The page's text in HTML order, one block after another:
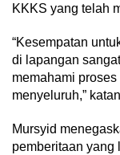
KKKS yang telah
“Kesempatan
di lapangan
memahami
menyeluruh,”
Mursyid
pemberitaan yang